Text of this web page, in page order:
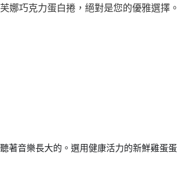
份有限公司將有權停止該用戶之使用額度並採取法律行
娜巧克力蛋白捲，絕對是您的優雅選擇。
著音樂長大的。選用健康活力的新鮮雞蛋蛋